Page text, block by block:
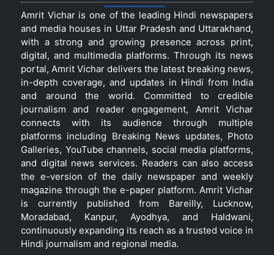
Amrit Vichar is one of the leading Hindi newspapers
and media houses in Uttar Pradesh and Uttarakhand,
with a strong and growing presence across print,
digital, and multimedia platforms. Through its news
portal, Amrit Vichar delivers the latest breaking news,
in-depth coverage, and updates in Hindi from India
and around the world. Committed to credible
journalism and reader engagement, Amrit Vichar
connects with its audience through multiple
platforms including Breaking News updates, Photo
Galleries, YouTube channels, social media platforms,
and digital news services. Readers can also access
the e-version of the daily newspaper and weekly
magazine through the e-paper platform. Amrit Vichar
is currently published from Bareilly, Lucknow,
Moradabad, Kanpur, Ayodhya, and Haldwani,
continuously expanding its reach as a trusted voice in
Hindi journalism and regional media.